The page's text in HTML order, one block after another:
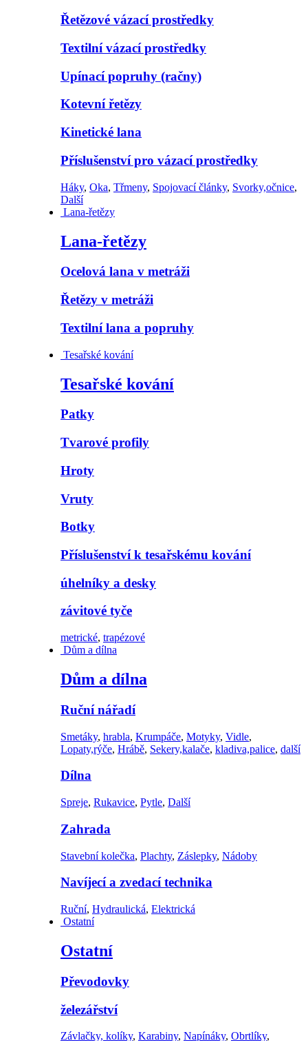
Řetězové vázací prostředky
Textilní vázací prostředky
Upínací popruhy (račny)
Kotevní řetězy
Kinetické lana
Příslušenství pro vázací prostředky
Háky, Oka, Třmeny, Spojovací články, Svorky,očnice,
Další
Lana-řetězy
Lana-řetězy
Ocelová lana v metráži
Řetězy v metráži
Textilní lana a popruhy
Tesařské kování
Tesařské kování
Patky
Tvarové profily
Hroty
Vruty
Botky
Příslušenství k tesařskému kování
úhelníky a desky
závitové tyče
metrické, trapézové
Dům a dílna
Dům a dílna
Ruční nářadí
Smetáky, hrabla, Krumpáče, Motyky, Vidle,
Lopaty,rýče, Hrábě, Sekery,kalače, kladiva,palice, další
Dílna
Spreje, Rukavice, Pytle, Další
Zahrada
Stavební kolečka, Plachty, Záslepky, Nádoby
Navíjecí a zvedací technika
Ruční, Hydraulická, Elektrická
Ostatní
Ostatní
Převodovky
železářství
Závlačky, kolíky, Karabiny, Napínáky, Obrtlíky,